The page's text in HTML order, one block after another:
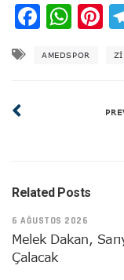
AMEDSPOR
Related Posts
6 AĞUSTOS 2026
Melek Dakan,
Çalacak